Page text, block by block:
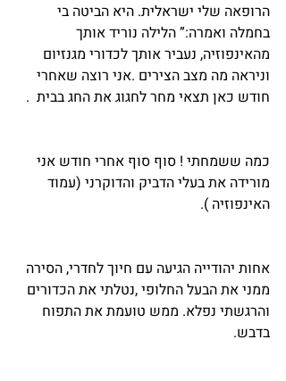
הרופאה שלי ישראלית. היא הביטה בי
בחמלה ואמרה:” הלילה נוריד אותך
מהאינפוזיה, נעביר אותך לכדורי מגנזיום
וניראה מה מצב הצירים .אני רוצה שאחרי
חודש כאן תצאי מחר לחגוג את החג בבית  .
כמה ששמחתי ! סוף סוף אחרי חודש אני
מורידה את בעלי הדביק והדוקרני (עמוד
האינפוזיה ).
אחות יהודייה הגיעה עם חיוך לחדרי, הסירה
ממני את הבעל החלופי ,נטלתי את הכדורים
והרגשתי נפלא. ממש טועמת את התפוח
בדבש.